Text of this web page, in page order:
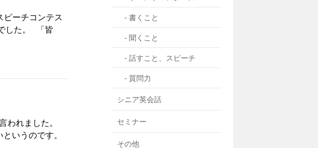
ーチコンテス
した。 「皆
れました。
いうのです。
書くこと
聞くこと
話すこと、スピーチ
質問力
シニア英会話
セミナー
その他